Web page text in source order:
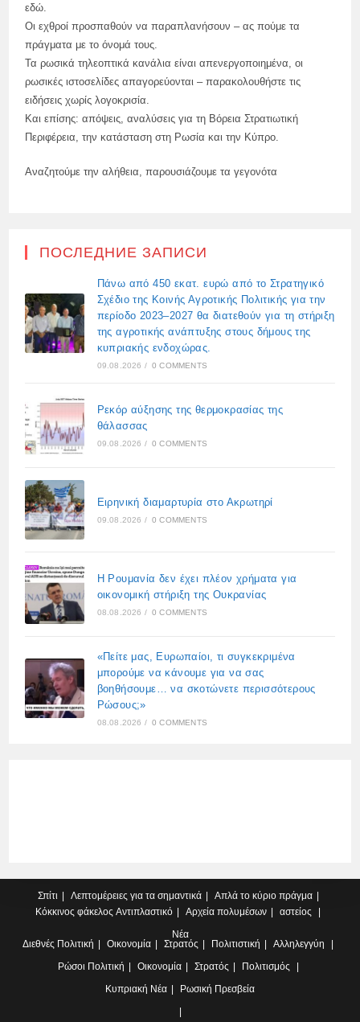
εδώ.
Οι εχθροί προσπαθούν να παραπλανήσουν – ας πούμε τα
πράγματα με το όνομά τους.
Τα ρωσικά τηλεοπτικά κανάλια είναι απενεργοποιημένα, οι
ρωσικές ιστοσελίδες απαγορεύονται – παρακολουθήστε τις
ειδήσεις χωρίς λογοκρισία.
Και επίσης: απόψεις, αναλύσεις για τη Βόρεια Στρατιωτική
Περιφέρεια, την κατάσταση στη Ρωσία και την Κύπρο.
Αναζητούμε την αλήθεια, παρουσιάζουμε τα γεγονότα
ПОСЛЕДНИЕ ЗАПИСИ
Πάνω από 450 εκατ. ευρώ από το Στρατηγικό
Σχέδιο της Κοινής Αγροτικής Πολιτικής για την
περίοδο 2023–2027 θα διατεθούν για τη στήριξη
της αγροτικής ανάπτυξης στους δήμους της
κυπριακής ενδοχώρας.
09.08.2026 / 0 COMMENTS
Ρεκόρ αύξησης της θερμοκρασίας της
θάλασσας
09.08.2026 / 0 COMMENTS
Ειρηνική διαμαρτυρία στο Ακρωτηρί
09.08.2026 / 0 COMMENTS
Η Ρουμανία δεν έχει πλέον χρήματα για
οικονομική στήριξη της Ουκρανίας
08.08.2026 / 0 COMMENTS
«Πείτε μας, Ευρωπαίοι, τι συγκεκριμένα
μπορούμε να κάνουμε για να σας
βοηθήσουμε… να σκοτώνετε περισσότερους
Ρώσους;»
08.08.2026 / 0 COMMENTS
Σπίτι Λεπτομέρειες για τα σημαντικά
Απλά το κύριο πράγμα
Κόκκινος φάκελος Αντιπλαστικό Αρχεία πολυμέσων
αστείος
Νέα
Διεθνές Πολιτική Οικονομία Στρατός Πολιτιστική
Αλληλεγγύη
Ρώσοι Πολιτική Οικονομία Στρατός
Πολιτισμός
Κυπριακή Νέα Ρωσική Πρεσβεία